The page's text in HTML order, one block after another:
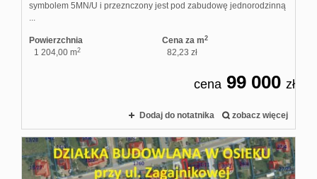
symbolem 5MN/U i przeznczony jest pod zabudowę jednorodzinną
...
Powierzchnia
1 204,00 m2
Cena za m2
82,23 zł
cena 99 000 zł
Dodaj do notatnika zobacz więcej